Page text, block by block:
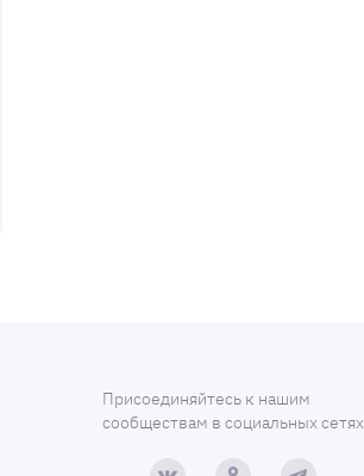
Присоединяйтесь к нашим
сообществам в социальных сетях